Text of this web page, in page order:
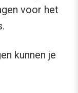
voor het
kunnen je